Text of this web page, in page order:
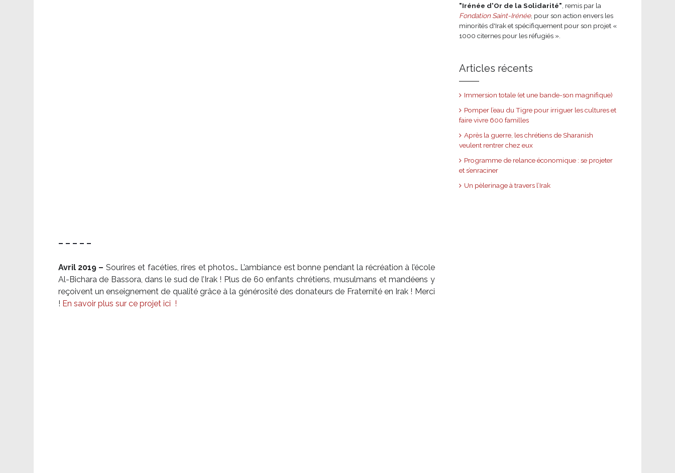
– – – – –
Avril 2019 – Sourires et facéties, rires et photos… L’ambiance est bonne pendant la récréation à l’école
Al-Bichara de Bassora, dans le sud de l’Irak ! Plus de 60 enfants chrétiens, musulmans et mandéens y
reçoivent un enseignement de qualité grâce à la générosité des donateurs de Fraternité en Irak ! Merci
! En savoir plus sur ce projet ici !
"Irénée d'Or de la Solidarité" , remis par la
Fondation Saint-Irénée, pour son action envers les
minorités d'Irak et spécifiquement pour son projet «
1000 citernes pour les réfugiés ».
Articles récents
Immersion totale (et une bande-son magnifique)
Pomper l’eau du Tigre pour irriguer les cultures et
faire vivre 600 familles
Après la guerre, les chrétiens de Sharanish
veulent rentrer chez eux
Programme de relance économique : se projeter
et s’enraciner
Un pèlerinage à travers l’Irak